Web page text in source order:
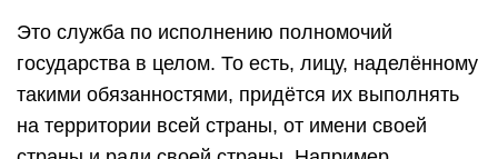
Это служба по исполнению полномочий
государства в целом. То есть, лицу, наделённому
такими обязанностями, придётся их выполнять
на территории всей страны, от имени своей